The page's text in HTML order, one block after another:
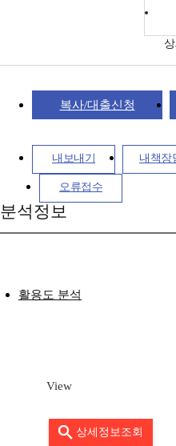
복사/대출신청
내보내기 내책장
오류접수
분석정보
활용도 분석
View
상세정보조회